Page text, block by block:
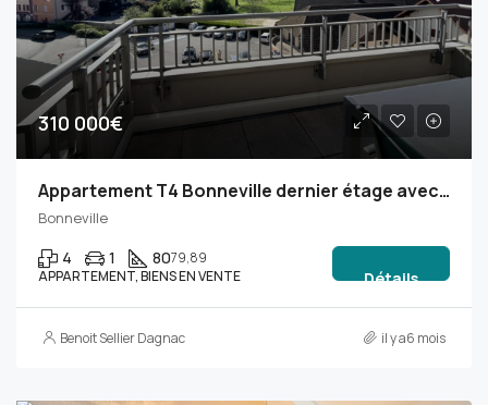
310 000€
Appartement T4 Bonneville dernier étage avec ascenseur, garage et stationnement
Bonneville
4 1 8079,89
APPARTEMENT, BIENS EN VENTE
Détails
Benoit Sellier Dagnac il y a6 mois